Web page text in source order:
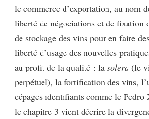
le commerce d’exportation, au nom
liberté de négociations et de fixation
de stockage des vins pour en faire
liberté d’usage des nouvelles
au profit de la qualité : la solera (le
perpétuel), la fortification des vins,
cépages identifiants comme le
le chapitre 3 vient décrire la